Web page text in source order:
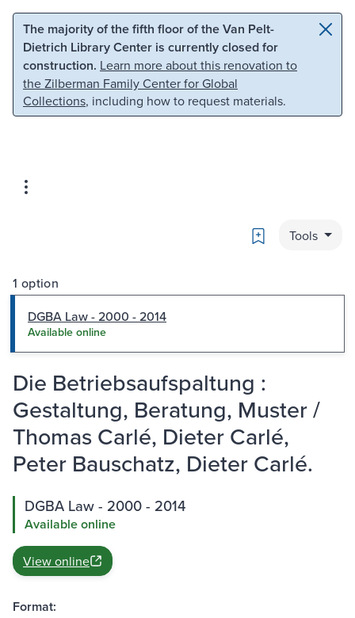
Skip to main content Skip to search
The majority of the fifth floor of the Van Pelt-
Dietrich Library Center is currently closed for
construction. Learn more about this renovation to
the Zilberman Family Center for Global
Collections, including how to request materials.
Bookmark
Tools
1 option
DGBA Law - 2000 - 2014
Available online
Die Betriebsaufspaltung :
Gestaltung, Beratung, Muster /
Thomas Carlé, Dieter Carlé,
Peter Bauschatz, Dieter Carlé.
DGBA Law - 2000 - 2014
Available online
View online
Format: